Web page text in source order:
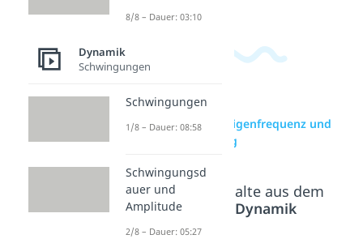
zur Videoseite: Eigenfrequenz und
freie Schwingung
Beliebte Inhalte aus dem
Bereich Dynamik
8/8 – Dauer: 03:10
Dynamik
Schwingungen
Schwingungen
1/8 – Dauer: 08:58
Schwingungsd
auer und
Amplitude
2/8 – Dauer: 05:27